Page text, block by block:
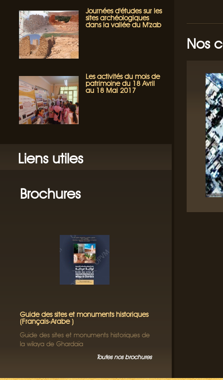
Journées d'études sur les
sites archéologiques
dans la vallée du M'zab
Les activités du mois de
patrimoine du 18 Avril
au 18 Mai 2017
Liens utiles
Brochures
Guide des sites et monuments historiques
(Français-Arabe )
Guide des sites et monuments historiques de
la wilaya de Ghardaïa
Toutes nos brochures
Nos